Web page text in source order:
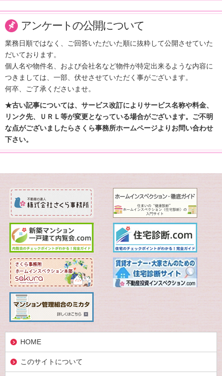
アンケートの公開について
業務日順ではなく、ご回答いただいた順に抜粋して公開させていた
だいております。
個人名や物件名、および会社名など物件が特定出来るような内容に
つきましては、一部、伏せさせていただく事がございます。
何卒、ご了承くださいませ。
★古い記事については、サービス改訂によりサービス名称や料金、
リンク先、ＵＲＬ等が変更となっている場合がございます。ご不明
な点がございましたらさくら事務所ホームページよりお問い合わせ
下さい。
HOME
このサイトについて